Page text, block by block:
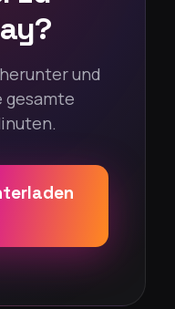
und
gesamte